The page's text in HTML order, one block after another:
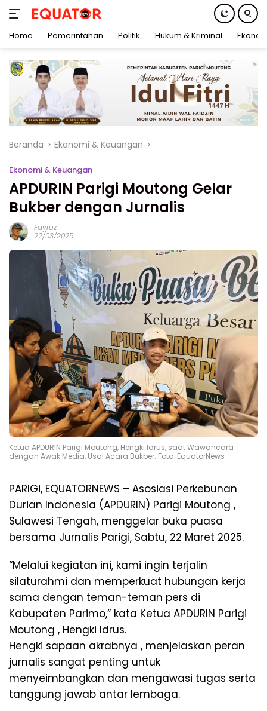
konten
Home Pemerintahan Politik Hukum & Kriminal
Beranda Ekonomi & Keuangan
Ekonomi & Keuangan
APDURIN Parigi Moutong Gelar
Bukber dengan Jurnalis
Fayruz
22/03/2025
Ketua APDURIN Parigi Moutong, Hengki Idrus, saat Wawancara
dengan Awak Media, Usai Acara Bukber. Foto :EquatorNews
PARIGi, EQUATORNEWS – Asosiasi Perkebunan
Durian Indonesia (APDURIN) Parigi Moutong ,
Sulawesi Tengah, menggelar buka puasa
bersama Jurnalis Parigi, Sabtu, 22 Maret 2025.
“Melalui kegiatan ini, kami ingin terjalin
silaturahmi dan memperkuat hubungan kerja
sama dengan teman-teman pers di
Kabupaten Parimo,” kata Ketua APDURIN Parigi
Moutong , Hengki Idrus.
Hengki sapaan akrabnya , menjelaskan peran
jurnalis sangat penting untuk
menyeimbangkan dan mengawasi tugas serta
tanggung jawab antar lembaga.